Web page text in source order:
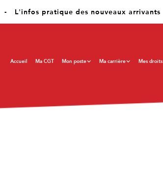
- L'infos pratique des nouveaux arrivants
Accueil Ma CGT Mon poste Ma carrière Mes droits